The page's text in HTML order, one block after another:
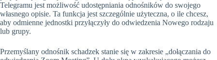
Telegramu jest możliwość udostępniania odnośników do swojego
własnego opisie. Ta funkcja jest szczególnie użyteczna, o ile chcesz,
aby odmienne jednostki przyłączyły do odwiedzenia ​​Nowego rodzaju
lub grupy.
Przemyślany odnośnik schadzek stanie się w zakresie „dołączania do